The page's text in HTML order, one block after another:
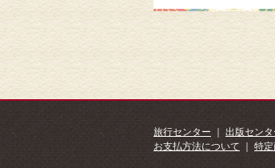
旅行センター 出版センタ
お支払方法について
特